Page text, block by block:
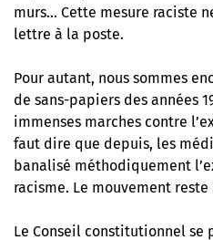
murs… Cette mesure raciste
lettre à la poste.
Pour autant, nous sommes
de sans-papiers des années
immenses marches contre
faut dire que depuis, les
banalisé méthodiquement
racisme. Le mouvement
Le Conseil constitutionnel se